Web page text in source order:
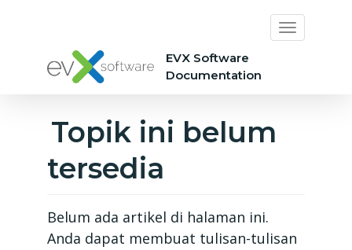
EVX Software
Documentation
Topik ini belum
tersedia
Belum ada artikel di halaman ini.
Anda dapat membuat tulisan-tulisan